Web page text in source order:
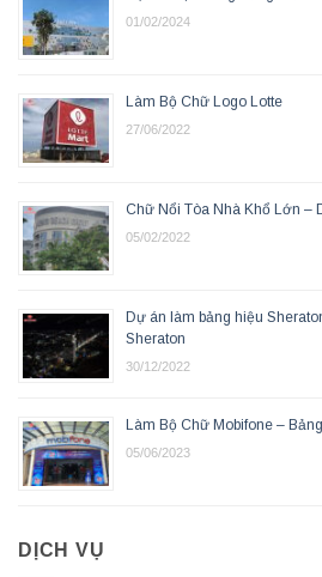
01/02/2024
Làm Bộ Chữ Logo Lotte
27/06/2022
Chữ Nổi Tòa Nhà Khổ Lớn –
05/02/2022
Dự án làm bảng hiệu
Sheraton
30/12/2022
Làm Bộ Chữ Mobifone –
05/06/2023
DỊCH VỤ